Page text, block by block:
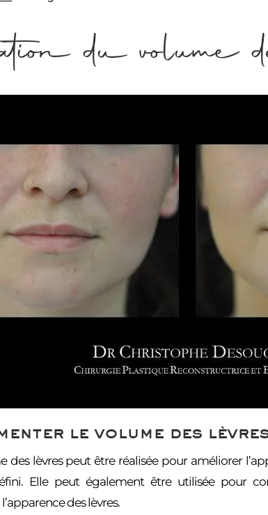
du volume
le volume des
des lèvres peut être réalisée pour améliorer
Elle peut également être utilisée pour
des lèvres.